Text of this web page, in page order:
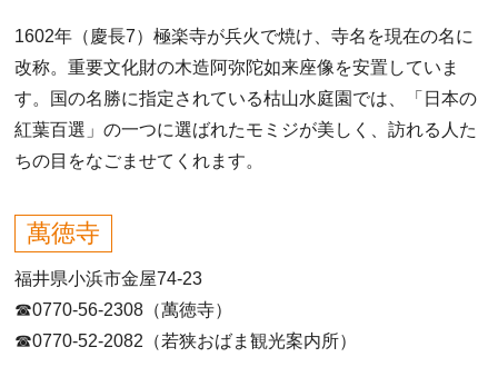
1602年（慶長7）極楽寺が兵火で焼け、寺名を現在の名に
改称。重要文化財の木造阿弥陀如来座像を安置していま
す。国の名勝に指定されている枯山水庭園では、「日本の
紅葉百選」の一つに選ばれたモミジが美しく、訪れる人た
ちの目をなごませてくれます。
萬徳寺
福井県小浜市金屋74-23
☎0770-56-2308（萬徳寺）
☎0770-52-2082（若狭おばま観光案内所）